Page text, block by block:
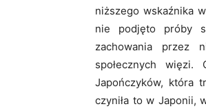
niższego wskaźnika
nie podjęto próby
zachowania przez
społecznych
Japończyków, która
czyniła to w Japonii,